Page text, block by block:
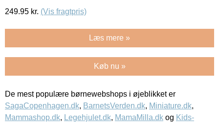
249.95 kr. (Vis fragtpris)
Læs mere »
Køb nu »
De mest populære børnewebshops i øjeblikket er
SagaCopenhagen.dk, BarnetsVerden.dk, Miniature.dk,
Mammashop.dk, Legehjulet.dk, MamaMilla.dk og Kids-